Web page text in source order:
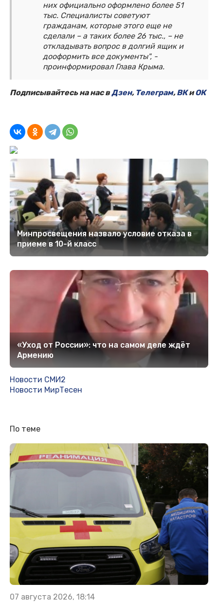
них официально оформлено более 51
тыс. Специалисты советуют
гражданам, которые этого еще не
сделали – а таких более 26 тыс., – не
откладывать вопрос в долгий ящик и
дооформить все документы", -
проинформировал Глава Крыма.
Подписывайтесь на нас вДзен, Телеграм,ВКиОК
Минпросвещения назвало условие отказа в
приеме в 10-й класс
«Уход от России»: что на самом деле ждёт
Армению
Новости СМИ2
Новости МирТесен
По теме
07 августа 2026, 18:14